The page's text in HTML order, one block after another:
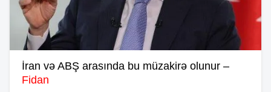
İran və ABŞ arasında bu müzakirə olunur –
Fidan